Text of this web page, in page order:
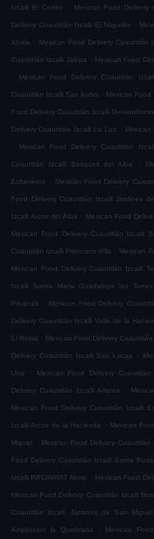
Izcalli El Cerrito . Mexican Food Delivery
Delivery Cuautitlán Izcalli El Nopalito .
Xhala . Mexican Food Delivery Cuautitlán
Cuautitlán Izcalli Jaltipa . Mexican Food
.
Mexican Food Delivery Cuautitlán
Cuautitlán Izcalli San Isidro . Mexican Food
Food Delivery Cuautitlán Izcalli
Delivery Cuautitlán Izcalli La Luz . Mexican
.
Mexican Food Delivery Cuautitlán
Cuautitlán Izcalli Bosques del Alba .
Echeverria . Mexican Food Delivery
Food Delivery Cuautitlán Izcalli Jardines
Izcalli Arcos del Alba . Mexican Food
Mexican Food Delivery Cuautitlán Izcalli
Cuautitlán Izcalli Francisco Villa . Mexican
Mexican Food Delivery Cuautitlán Izcalli
Izcalli Santa Maria Guadalupe las Torres
Privanza . Mexican Food Delivery
Delivery Cuautitlán Izcalli Valle de la
El Rosal . Mexican Food Delivery
Delivery Cuautitlán Izcalli San Lucas .
Uno . Mexican Food Delivery
Delivery Cuautitlán Izcalli Atlanta .
Mexican Food Delivery Cuautitlán Izcalli
Izcalli Arcos de la Hacienda . Mexican
Miguel . Mexican Food Delivery
Food Delivery Cuautitlán Izcalli Santa
Izcalli INFONAVIT Norte . Mexican Food
Mexican Food Delivery Cuautitlán Izcalli
Cuautitlán Izcalli Jardines de San Miguel
Ampliacion la Quebrada . Mexican